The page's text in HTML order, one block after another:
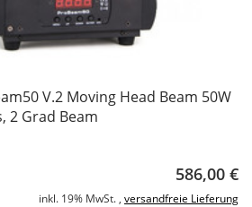
V.2 Moving Head Beam 50W
2 Grad Beam
586,00 €
inkl. 19% MwSt. , versandfreie Lieferung